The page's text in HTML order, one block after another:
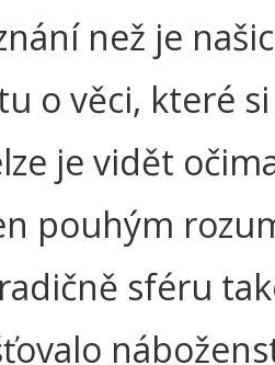
než je
o věci, které
je vidět
pouhým
sféru